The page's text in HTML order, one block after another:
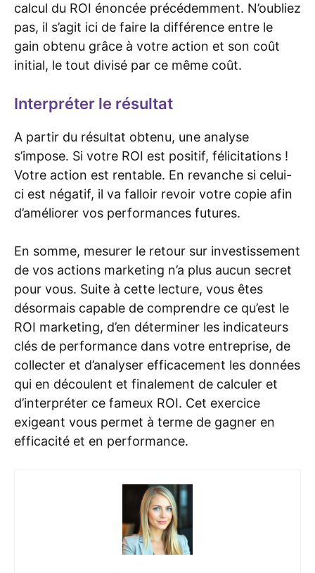
calcul du ROI énoncée précédemment. N’oubliez
pas, il s’agit ici de faire la différence entre le
gain obtenu grâce à votre action et son coût
initial, le tout divisé par ce même coût.
Interpréter le résultat
A partir du résultat obtenu, une analyse
s’impose. Si votre ROI est positif, félicitations !
Votre action est rentable. En revanche si celui-
ci est négatif, il va falloir revoir votre copie afin
d’améliorer vos performances futures.
En somme, mesurer le retour sur investissement
de vos actions marketing n’a plus aucun secret
pour vous. Suite à cette lecture, vous êtes
désormais capable de comprendre ce qu’est le
ROI marketing, d’en déterminer les indicateurs
clés de performance dans votre entreprise, de
collecter et d’analyser efficacement les données
qui en découlent et finalement de calculer et
d’interpréter ce fameux ROI. Cet exercice
exigeant vous permet à terme de gagner en
efficacité et en performance.